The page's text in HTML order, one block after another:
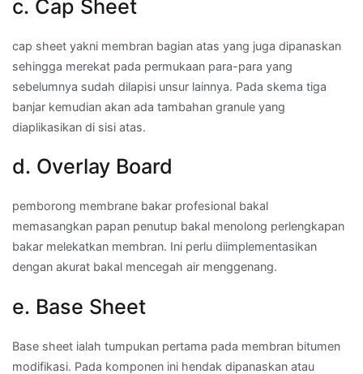
c. Cap Sheet
cap sheet yakni membran bagian atas yang juga dipanaskan
sehingga merekat pada permukaan para-para yang
sebelumnya sudah dilapisi unsur lainnya. Pada skema tiga
banjar kemudian akan ada tambahan granule yang
diaplikasikan di sisi atas.
d. Overlay Board
pemborong membrane bakar profesional bakal
memasangkan papan penutup bakal menolong perlengkapan
bakar melekatkan membran. Ini perlu diimplementasikan
dengan akurat bakal mencegah air menggenang.
e. Base Sheet
Base sheet ialah tumpukan pertama pada membran bitumen
modifikasi. Pada komponen ini hendak dipanaskan atau